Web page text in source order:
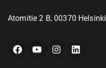
Atomitie 2 B, 00370 Helsinki
FacebookYouTubeInstagramLinkedIn